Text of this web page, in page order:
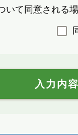
いて同意される